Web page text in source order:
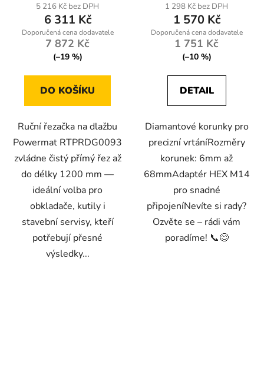
5 216 Kč bez DPH
6 311 Kč
7 872 Kč
(–19 %)
DO KOŠÍKU
Ruční řezačka na dlažbu
Powermat RTPRDG0093
zvládne čistý přímý řez až
do délky 1200 mm —
ideální volba pro
obkladače, kutily i
stavební servisy, kteří
potřebují přesné
výsledky...
1 298 Kč bez DPH
1 570 Kč
1 751 Kč
(–10 %)
DETAIL
Diamantové korunky pro
precizní vrtáníRozměry
korunek: 6mm až
68mmAdaptér HEX M14
pro snadné
připojeníNevíte si rady?
Ozvěte se – rádi vám
poradíme! 📞😊